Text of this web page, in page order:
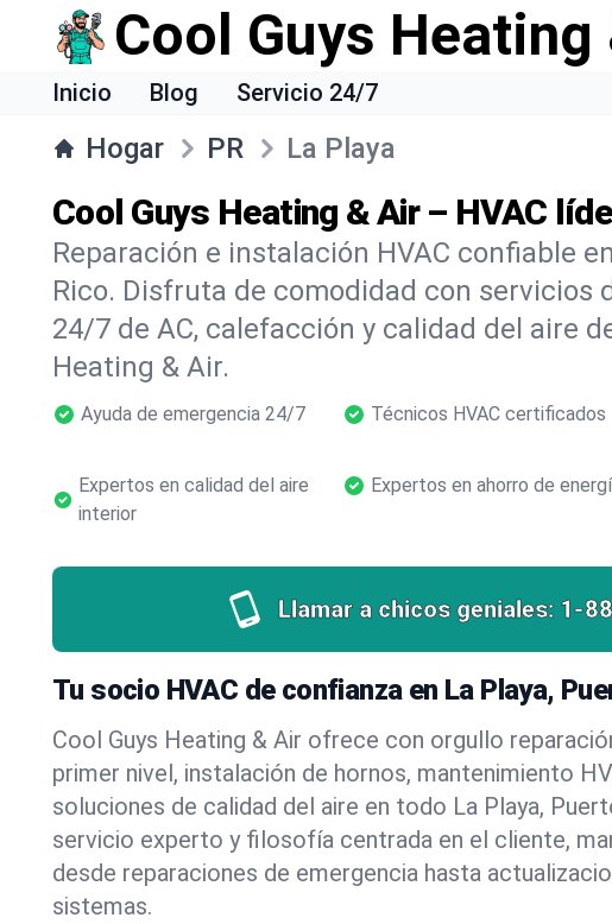
Cool Guys Heating
Inicio Blog Servicio 24/7
Hogar PR La Playa
Cool Guys Heating & Air – HVAC
Reparación e instalación HVAC confiable
Rico. Disfruta de comodidad con servicios
24/7 de AC, calefacción y calidad del aire
Heating & Air.
Ayuda de emergencia 24/7 Técnicos HVAC certificados
Expertos en calidad del aire
interior
Expertos en ahorro de
Llamar a chicos geniales: 1-
Tu socio HVAC de confianza en La Playa,
Cool Guys Heating & Air ofrece con orgullo
primer nivel, instalación de hornos, mantenimiento
soluciones de calidad del aire en todo La Playa,
servicio experto y filosofía centrada en el cliente,
desde reparaciones de emergencia hasta
sistemas.